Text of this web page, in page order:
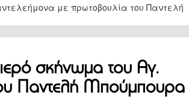
σκήνωμα του Αγ.
Παντελή Μπούμπουρα